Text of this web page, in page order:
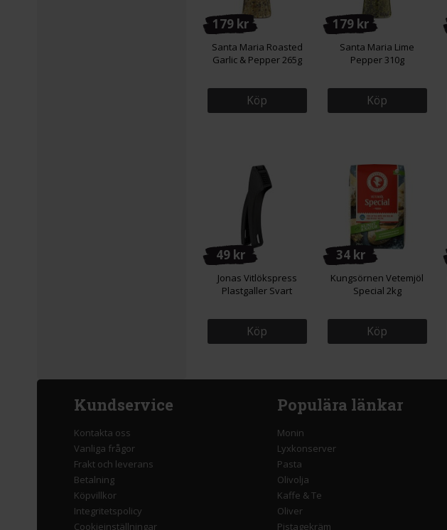
179 kr
Santa Maria Roasted
Garlic & Pepper 265g
Köp
179 kr
Santa Maria Lime
Pepper 310g
Köp
49 kr
Jonas Vitlökspress
Plastgaller Svart
Köp
34 kr
Kungsörnen Vetemjöl
Special 2kg
Köp
Kundservice
Kontakta oss
Vanliga frågor
Frakt och leverans
Betalning
Köpvillkor
Integritetspolicy
Cookieinställningar
Populära länkar
Monin
Lyxkonserver
Pasta
Olivolja
Kaffe & Te
Oliver
Pistagekräm